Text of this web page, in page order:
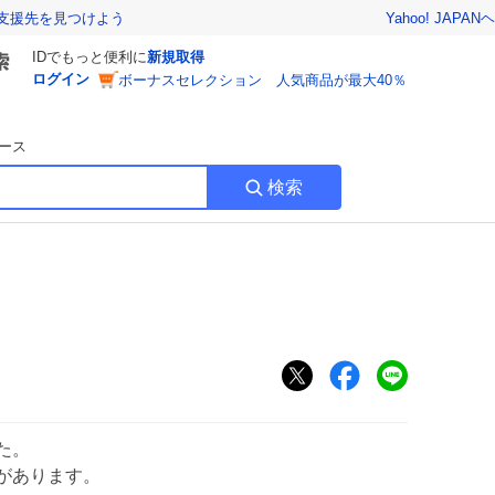
援先を見つけよう Yahoo! JAPAN
IDでもっと便利に新規取得
ログイン
ボーナスセレクション 人気商品が最大40％
ス
検索
。
あります。